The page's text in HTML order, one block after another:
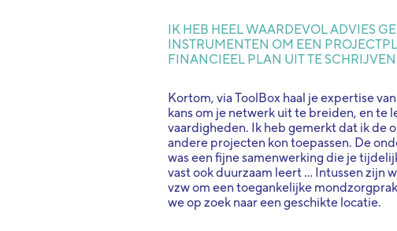
IK HEB HEEL WAARDEVOL ADVIES
INSTRUMENTEN OM EEN
FINANCIEEL PLAN UIT TE
Kortom, via ToolBox haal je expertise
kans om je netwerk uit te breiden, en te
vaardigheden. Ik heb gemerkt dat ik de
andere projecten kon toepassen. De
was een fijne samenwerking die je
vast ook duurzaam leert ... Intussen zijn
vzw om een toegankelijke
we op zoek naar een geschikte locatie.